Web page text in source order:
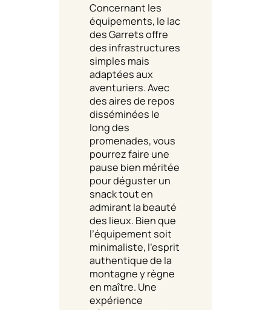
Concernant les
équipements, le lac
des Garrets offre
des infrastructures
simples mais
adaptées aux
aventuriers. Avec
des aires de repos
disséminées le
long des
promenades, vous
pourrez faire une
pause bien méritée
pour déguster un
snack tout en
admirant la beauté
des lieux. Bien que
l’équipement soit
minimaliste, l’esprit
authentique de la
montagne y règne
en maître. Une
expérience